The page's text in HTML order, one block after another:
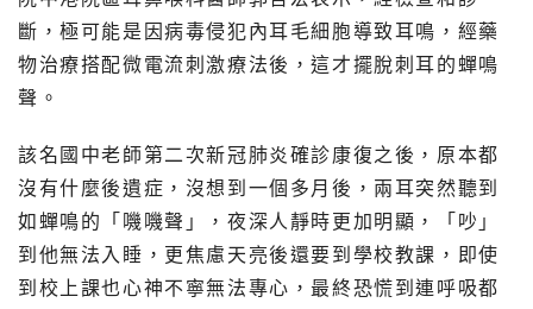
斷，極可能是因病毒侵犯內耳毛細胞導致耳鳴，經藥
物治療搭配微電流刺激療法後，這才擺脫刺耳的蟬鳴
聲。
該名國中老師第二次新冠肺炎確診康復之後，原本都
沒有什麼後遺症，沒想到一個多月後，兩耳突然聽到
如蟬鳴的「嘰嘰聲」，夜深人靜時更加明顯，「吵」
到他無法入睡，更焦慮天亮後還要到學校教課，即使
到校上課也心神不寧無法專心，最終恐慌到連呼吸都